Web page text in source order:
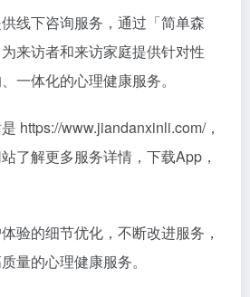
线下咨询服务，通过「简单森
来访者和来访家庭提供针对性
一体化的心理健康服务。
https://www.jiandanxinli.com/，
了解更多服务详情，下载App，
验的细节优化，不断改进服务，
量的心理健康服务。